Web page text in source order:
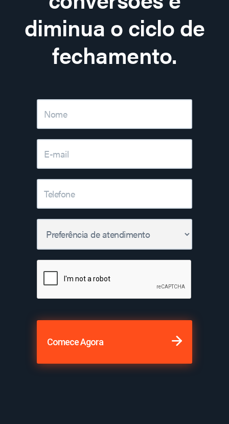
diminua o ciclo de
fechamento.
Comece Agora